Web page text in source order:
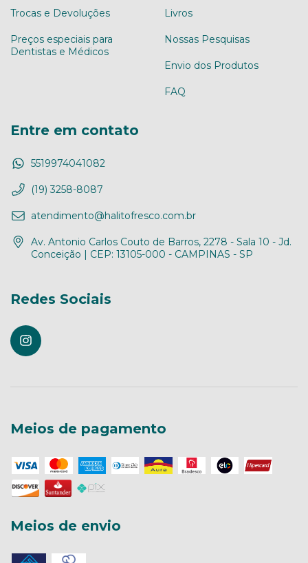
Trocas e Devoluções
Preços especiais para
Dentistas e Médicos
Livros
Nossas Pesquisas
Envio dos Produtos
FAQ
Entre em contato
5519974041082
(19) 3258-8087
atendimento@halitofresco.com.br
Av. Antonio Carlos Couto de Barros, 2278 - Sala 10 - Jd.
Conceição | CEP: 13105-000 - CAMPINAS - SP
Redes Sociais
Meios de pagamento
Meios de envio